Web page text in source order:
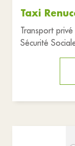
Taxi
Transport
Sécurité